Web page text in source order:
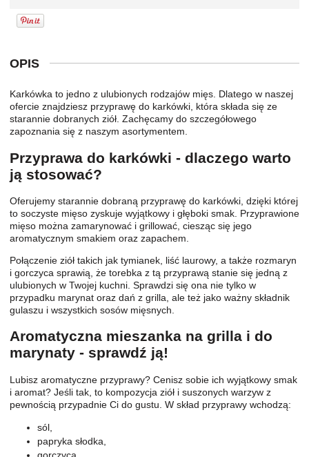
OPIS
Karkówka to jedno z ulubionych rodzajów mięs. Dlatego w naszej
ofercie znajdziesz przyprawę do karkówki, która składa się ze
starannie dobranych ziół. Zachęcamy do szczegółowego
zapoznania się z naszym asortymentem.
Przyprawa do karkówki - dlaczego warto
ją stosować?
Oferujemy starannie dobraną przyprawę do karkówki, dzięki której
to soczyste mięso zyskuje wyjątkowy i głęboki smak. Przyprawione
mięso można zamarynować i grillować, ciesząc się jego
aromatycznym smakiem oraz zapachem.
Połączenie ziół takich jak tymianek, liść laurowy, a także rozmaryn
i gorczyca sprawią, że torebka z tą przyprawą stanie się jedną z
ulubionych w Twojej kuchni. Sprawdzi się ona nie tylko w
przypadku marynat oraz dań z grilla, ale też jako ważny składnik
gulaszu i wszystkich sosów mięsnych.
Aromatyczna mieszanka na grilla i do
marynaty - sprawdź ją!
Lubisz aromatyczne przyprawy? Cenisz sobie ich wyjątkowy smak
i aromat? Jeśli tak, to kompozycja ziół i suszonych warzyw z
pewnością przypadnie Ci do gustu. W skład przyprawy wchodzą:
sól,
papryka słodka,
gorczyca